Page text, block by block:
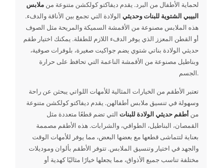
لحماية الأطفال من البرد. يقدم ديفاكتو كولكشن متنوعة من ملابس
البيبي الشتوية للبنات وحديثي الولادة التي تجمع بين الأناقة والدفء.
هذه الملابس مصنوعة من الأقمشة السميكة والمريحة مثل الصوف
أو القطن المعزز الذي يوفر الدفء اللازم للطفلة. يمكنك اختيار طقم
حديثي الولادة بناتي شتوي يضم جواكيت صغيرة، بلوفرات صوفية،
وبناطيل مصنوعة من الأقمشة الناعمة التي تحافظ على حرارة
الجسم.
تعتبر الأطقم من الخيارات المثالية للأمهات اللواتي يبحثن عن راحة
وسهولة في تنسيق ملابس أطفالهن. يقدم ديفاكتو كولكشن متنوعة
من أطقم حديثي الولادة للبنات التي تضم قطعًا متعددة مثل
القمصان، البناطيل، الطواقي، والشرابات. هذه الأطقم مصممة
بعناية لتتماشى قطعها مع بعضها البعض، مما يوفر للأمهات الوقت
والجهد في اختيار وتنسيق الملابس. تتوفر الأطقم بألوان وموديلات
مختلفة تناسب جميع الأذواق، مما يجعلها خيارًا مثاليًا كهدية أو